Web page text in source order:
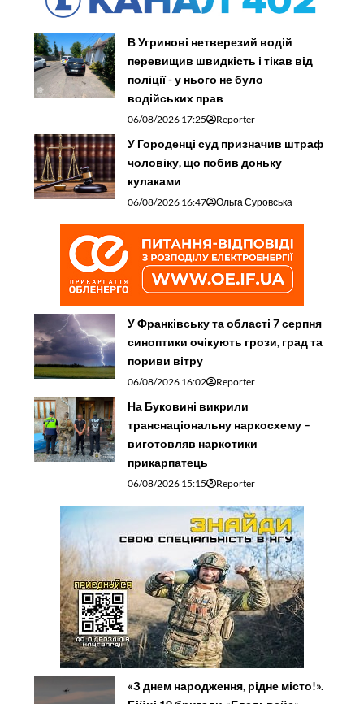
В Угринові нетверезий водій
перевищив швидкість і тікав від
поліції - у нього не було
водійських прав
06/08/2026 17:25 Reporter
У Городенці суд призначив штраф
чоловіку, що побив доньку
кулаками
06/08/2026 16:47 Ольга Суровська
У Франківську та області 7 серпня
синоптики очікують грози, град та
пориви вітру
06/08/2026 16:02 Reporter
На Буковині викрили
транснаціональну наркосхему –
виготовляв наркотики
прикарпатець
06/08/2026 15:15 Reporter
«З днем народження, рідне місто!».